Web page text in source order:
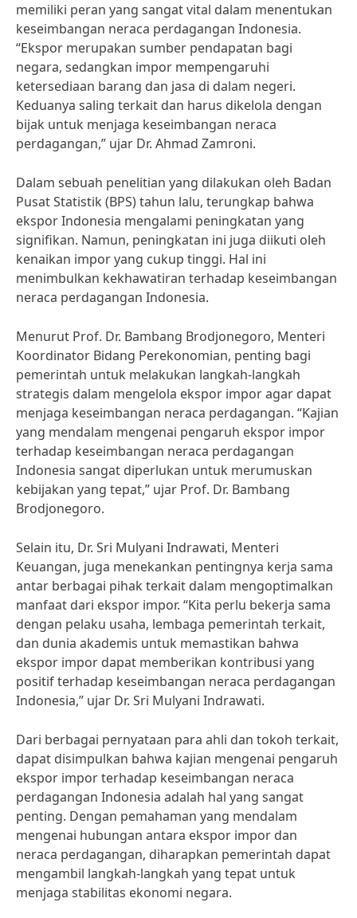
memiliki peran yang sangat vital dalam menentukan
keseimbangan neraca perdagangan Indonesia.
“Ekspor merupakan sumber pendapatan bagi
negara, sedangkan impor mempengaruhi
ketersediaan barang dan jasa di dalam negeri.
Keduanya saling terkait dan harus dikelola dengan
bijak untuk menjaga keseimbangan neraca
perdagangan,” ujar Dr. Ahmad Zamroni.
Dalam sebuah penelitian yang dilakukan oleh Badan
Pusat Statistik (BPS) tahun lalu, terungkap bahwa
ekspor Indonesia mengalami peningkatan yang
signifikan. Namun, peningkatan ini juga diikuti oleh
kenaikan impor yang cukup tinggi. Hal ini
menimbulkan kekhawatiran terhadap keseimbangan
neraca perdagangan Indonesia.
Menurut Prof. Dr. Bambang Brodjonegoro, Menteri
Koordinator Bidang Perekonomian, penting bagi
pemerintah untuk melakukan langkah-langkah
strategis dalam mengelola ekspor impor agar dapat
menjaga keseimbangan neraca perdagangan. “Kajian
yang mendalam mengenai pengaruh ekspor impor
terhadap keseimbangan neraca perdagangan
Indonesia sangat diperlukan untuk merumuskan
kebijakan yang tepat,” ujar Prof. Dr. Bambang
Brodjonegoro.
Selain itu, Dr. Sri Mulyani Indrawati, Menteri
Keuangan, juga menekankan pentingnya kerja sama
antar berbagai pihak terkait dalam mengoptimalkan
manfaat dari ekspor impor. “Kita perlu bekerja sama
dengan pelaku usaha, lembaga pemerintah terkait,
dan dunia akademis untuk memastikan bahwa
ekspor impor dapat memberikan kontribusi yang
positif terhadap keseimbangan neraca perdagangan
Indonesia,” ujar Dr. Sri Mulyani Indrawati.
Dari berbagai pernyataan para ahli dan tokoh terkait,
dapat disimpulkan bahwa kajian mengenai pengaruh
ekspor impor terhadap keseimbangan neraca
perdagangan Indonesia adalah hal yang sangat
penting. Dengan pemahaman yang mendalam
mengenai hubungan antara ekspor impor dan
neraca perdagangan, diharapkan pemerintah dapat
mengambil langkah-langkah yang tepat untuk
menjaga stabilitas ekonomi negara.